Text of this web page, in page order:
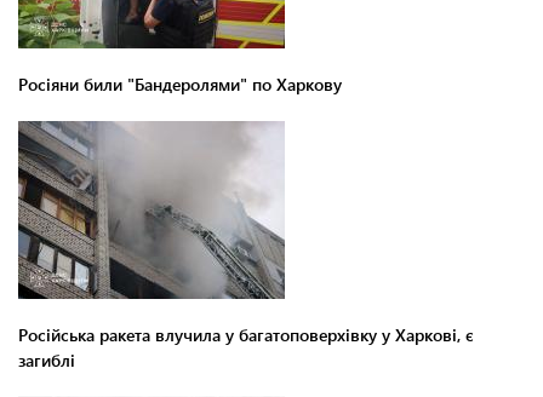
Росіяни били "Бандеролями" по Харкову
Російська ракета влучила у багатоповерхівку у Харкові, є
загиблі